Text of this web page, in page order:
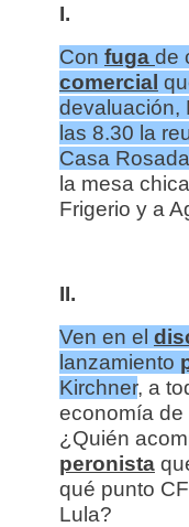
I.
Con fuga de
comercial
devaluación,
las 8.30 la
Casa Rosada
la mesa
Frigerio y a
II.
Ven en el
lanzamiento
Kirchner, a
economía de
¿Quién
peronista
qué punto
Lula?